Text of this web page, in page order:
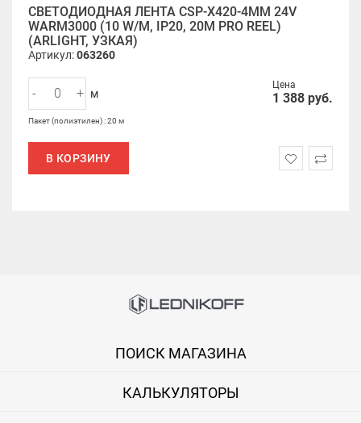
СВЕТОДИОДНАЯ ЛЕНТА CSP-X420-4MM 24V
WARM3000 (10 W/M, IP20, 20M PRO REEL)
(ARLIGHT, УЗКАЯ)
Артикул:063260
Цена
1 388 руб.
- + м
Пакет (полиэтилен) : 20 м
В КОРЗИНУ
ПОИСК МАГАЗИНА
КАЛЬКУЛЯТОРЫ